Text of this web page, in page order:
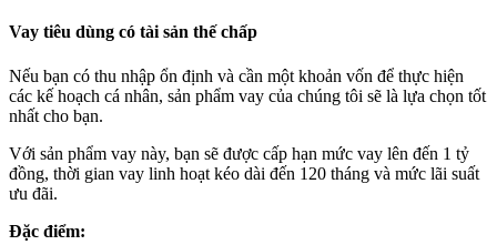
Vay tiêu dùng có tài sản thế chấp
Nếu bạn có thu nhập ổn định và cần một khoản vốn để thực hiện
các kế hoạch cá nhân, sản phẩm vay của chúng tôi sẽ là lựa chọn tốt
nhất cho bạn.
Với sản phẩm vay này, bạn sẽ được cấp hạn mức vay lên đến 1 tỷ
đồng, thời gian vay linh hoạt kéo dài đến 120 tháng và mức lãi suất
ưu đãi.
Đặc điểm: